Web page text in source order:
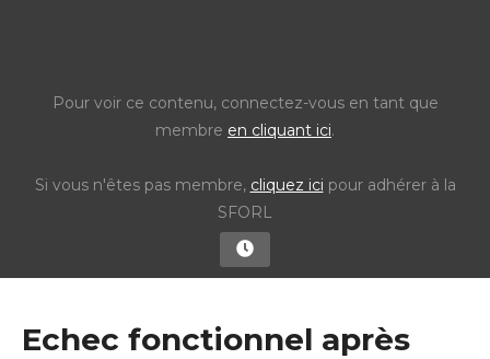
Pour voir ce contenu, connectez-vous en tant que
membre en cliquant ici.
Si vous n'êtes pas membre, cliquez ici pour adhérer à la
SFORL
Echec fonctionnel après